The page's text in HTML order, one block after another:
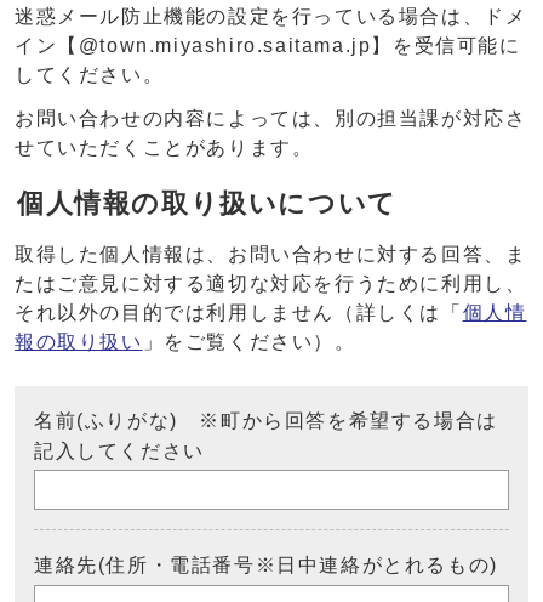
迷惑メール防止機能の設定を行っている場合は、ドメ
イン【@town.miyashiro.saitama.jp】を受信可能に
してください。
お問い合わせの内容によっては、別の担当課が対応さ
せていただくことがあります。
個人情報の取り扱いについて
取得した個人情報は、お問い合わせに対する回答、ま
たはご意見に対する適切な対応を行うために利用し、
それ以外の目的では利用しません（詳しくは「 個人情
報の取り扱い 」をご覧ください）。
名前(ふりがな) ※町から回答を希望する場合は
記入してください
連絡先(住所・電話番号※日中連絡がとれるもの)